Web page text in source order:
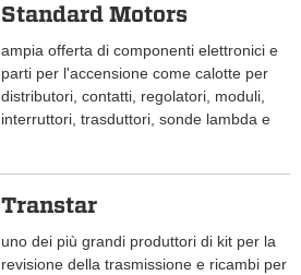
Standard Motors
ampia offerta di componenti elettronici e
parti per l'accensione come calotte per
distributori, contatti, regolatori, moduli,
interruttori, trasduttori, sonde lambda e
Transtar
uno dei più grandi produttori di kit per la
revisione della trasmissione e ricambi per